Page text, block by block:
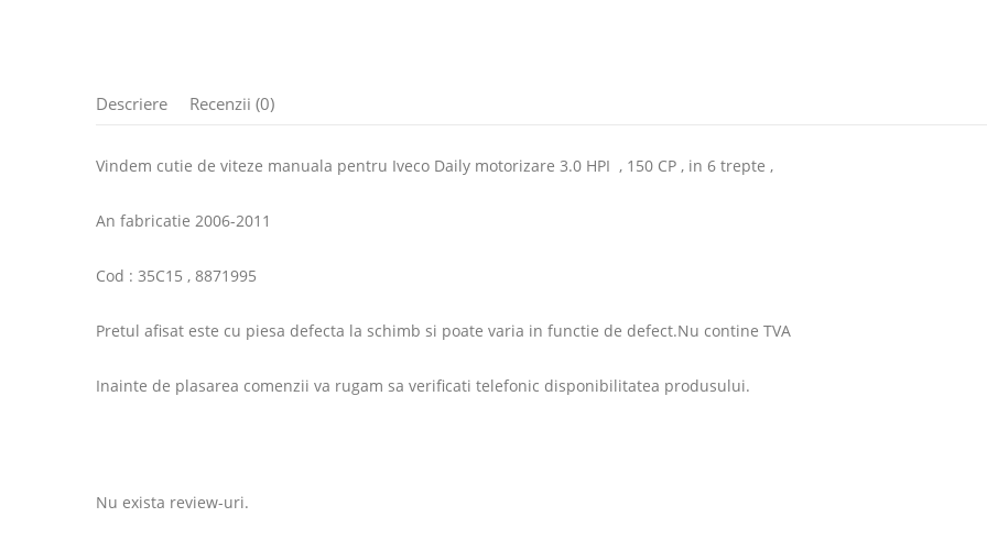
Descriere Recenzii (0)
Vindem cutie de viteze manuala pentru Iveco Daily motorizare 3.0 HPI , 150 CP , in 6 trepte ,
An fabricatie 2006-2011
Cod : 35C15 , 8871995
Pretul afisat este cu piesa defecta la schimb si poate varia in functie de defect.Nu contine TVA
Inainte de plasarea comenzii va rugam sa verificati telefonic disponibilitatea produsului.
Nu exista review-uri.